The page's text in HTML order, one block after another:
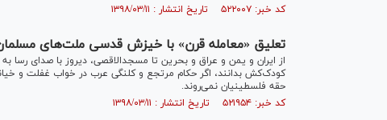
کد خبر: ۵۲۲۰۰۷ تاریخ انتشار : ۱۳۹۸/۰۳/۱۱
تعلیق «معامله قرن» با خیزش قدسی ملت‌های
از ایران و یمن و عراق و بحرین تا مسجدالاقصی، دیروز با صدای
کودک‌کش بدانند، اگر حکام مرتجع و کلنگی عرب در خواب غفلت و
حقه فلسطینیان نمی‌روند.
کد خبر: ۵۲۱۹۵۴ تاریخ انتشار : ۱۳۹۸/۰۳/۱۱